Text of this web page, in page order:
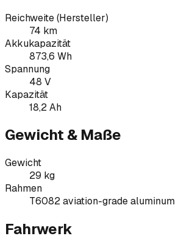
Reichweite (Hersteller)
74 km
Akkukapazität
873,6 Wh
Spannung
48 V
Kapazität
18,2 Ah
Gewicht & Maße
Gewicht
29 kg
Rahmen
T6082 aviation-grade aluminum
Fahrwerk